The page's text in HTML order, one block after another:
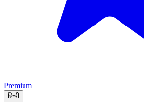
Premium
हिन्दी